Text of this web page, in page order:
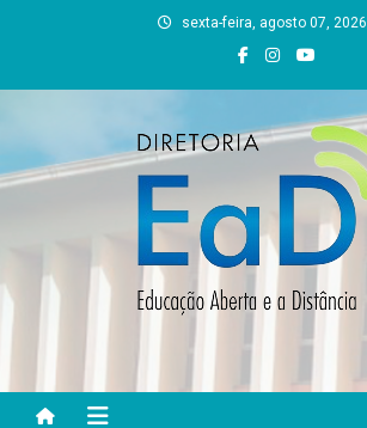
sexta-feira, agosto 07, 2026
DEAD UFVJM